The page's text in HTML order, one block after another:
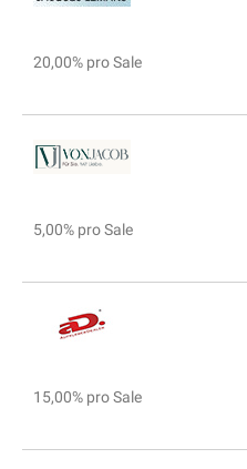
20,00% pro Sale
5,00% pro Sale
15,00% pro Sale